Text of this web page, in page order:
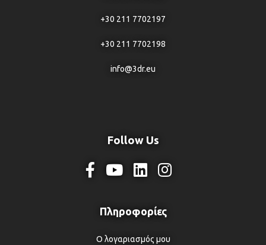
+30 211 7702197
+30 211 7702198
info@3dr.eu
Follow Us
Ο λογαριασμός μου